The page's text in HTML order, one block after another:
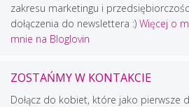
zakresu marketingu i
dołączenia do newslettera :) Więcej o
mnie na Bloglovin
ZOSTAŃMY W KONTAKCIE
Dołącz do kobiet, które jako pierwsze